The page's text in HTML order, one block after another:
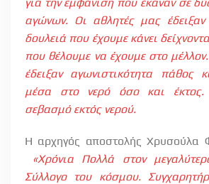
αγώνων. Οι αθλητές μας
δουλειά που έχουμε κάνει
που θέλουμε να έχουμε στο
έδειξαν αγωνιστικότητα πάθος
μέσα στο νερό όσο και έκτος.
σεβασμό εκτός νερού.
Η αρχηγός αποστολής Χρυσούλα
«Χρόνια Πολλά στον
Σύλλογο του κόσμου.